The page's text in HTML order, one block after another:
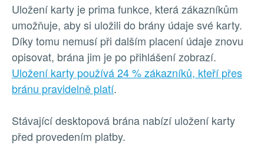
Uložení karty je prima funkce, která zákazníkům
umožňuje, aby si uložili do brány údaje své karty.
Díky tomu nemusí při dalším placení údaje znovu
opisovat, brána jim je po přihlášení zobrazí.
Uložení karty používá 24 % zákazníků, kteří přes
bránu pravidelně platí.
Stávající desktopová brána nabízí uložení karty
před provedením platby.